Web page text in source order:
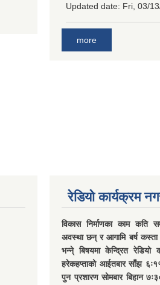
Updated date: Fri, 03/
more
रेडियो कार्यक्रम
विकास निर्माणका काम कति
अवस्था छन् र आगामि बर्ष
भन्ने् बिषयमा केन्द्रित रेडियो
हरेकहप्ताको आईतबार साँझ
पुन प्रशारण सोमबार बिहान